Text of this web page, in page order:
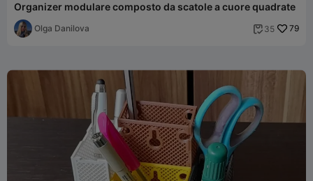
Organizer modulare composto da scatole a cuore quadrate
Olga Danilova  35 79